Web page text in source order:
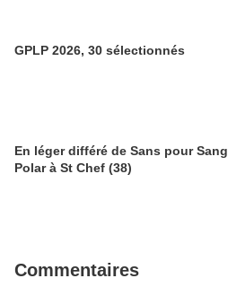
GPLP 2026, 30 sélectionnés
En léger différé de Sans pour Sang
Polar à St Chef (38)
Commentaires